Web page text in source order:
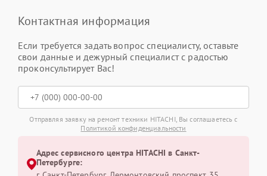
Контактная информация
Если требуется задать вопрос специалисту, оставьте
свои данные и дежурный специалист с радостью
проконсультирует Вас!
Отправляя заявку на ремонт техники HITACHI, Вы соглашаетесь с
Политикой конфиденциальности
Адрес сервисного центра HITACHI в Санкт-
Петербурге: